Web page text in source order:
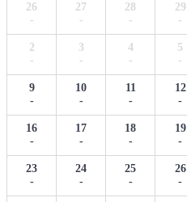
26
-
27
-
28
-
29
-
2
-
3
-
4
-
5
-
9
-
10
-
11
-
12
-
16
-
17
-
18
-
19
-
23
-
24
-
25
-
26
-